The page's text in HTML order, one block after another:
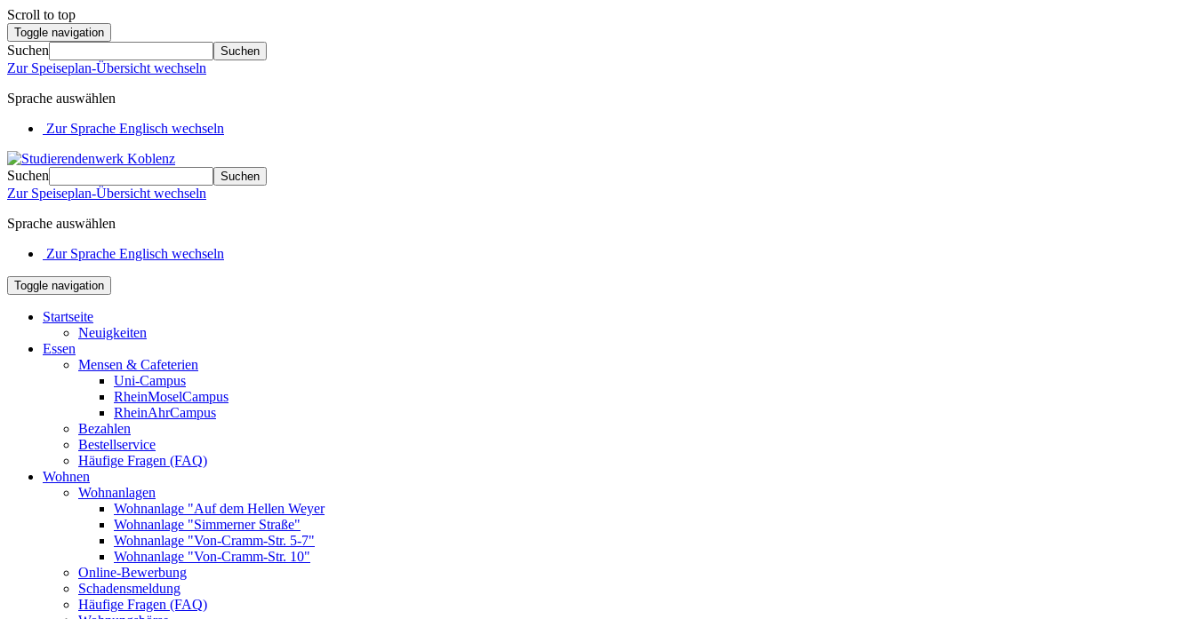
Scroll to top
Toggle navigation
Suchen Suchen
Zur Speiseplan-Übersicht wechseln
Sprache auswählen
Zur Sprache Englisch wechseln
Suchen Suchen
Zur Speiseplan-Übersicht wechseln
Sprache auswählen
Zur Sprache Englisch wechseln
Toggle navigation
Startseite
Neuigkeiten
Essen
Mensen & Cafeterien
Uni-Campus
RheinMoselCampus
RheinAhrCampus
Bezahlen
Bestellservice
Häufige Fragen (FAQ)
Wohnen
Wohnanlagen
Wohnanlage "Auf dem Hellen Weyer
Wohnanlage "Simmerner Straße"
Wohnanlage "Von-Cramm-Str. 5-7"
Wohnanlage "Von-Cramm-Str. 10"
Online-Bewerbung
Schadensmeldung
Häufige Fragen (FAQ)